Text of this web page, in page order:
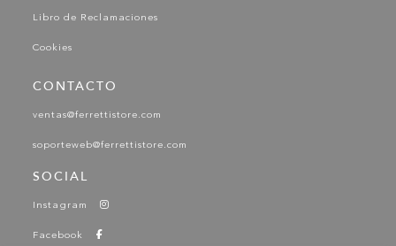
Libro de Reclamaciones
Cookies
CONTACTO
ventas@ferrettistore.com
soporteweb@ferrettistore.com
SOCIAL
Instagram
Facebook